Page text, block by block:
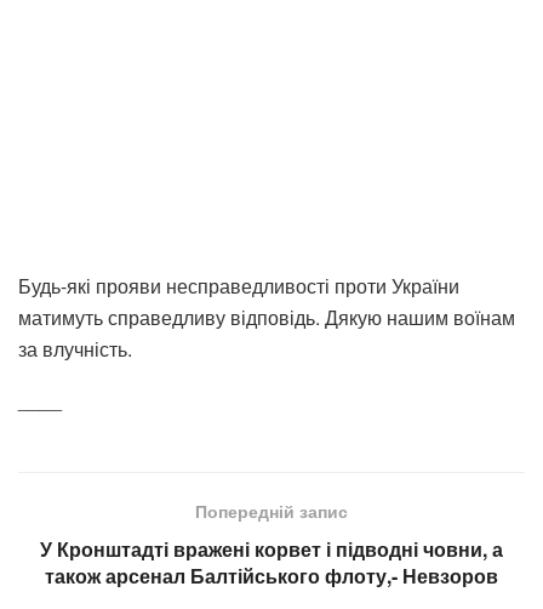
Будь-які прояви несправедливості проти України
матимуть справедливу відповідь. Дякую нашим воїнам
за влучність.
Попередній запис
У Кронштадті вражені корвет і підводні човни, а
також арсенал Балтійського флоту,- Невзоров